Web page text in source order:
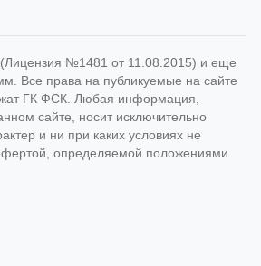
№1481 от 11.08.2015) и еще
Все права на публикуемые на сайте
ГК ФСК. Любая информация,
сайте, носит исключительно
и ни при каких условиях не
определяемой положениями